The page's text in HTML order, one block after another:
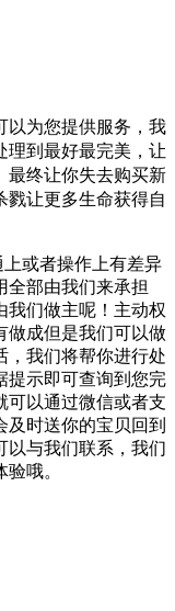
为您提供服务，我
理到最好最完美，让
最终让你失去购买新
戮让更多生命获得自
或者操作上有差异
全部由我们来承担
我们做主呢！主动权
做成但是我们可以做
，我们将帮你进行处
提示即可查询到您完
可以通过微信或者支
时送你的宝贝回到
以与我们联系，我们
哦。